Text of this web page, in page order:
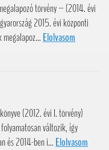
törvény – (2014. évi
2015. évi központi
Elolvasom
(2012. évi I. törvény)
változik, így
és 2014-ben i... Elolvasom